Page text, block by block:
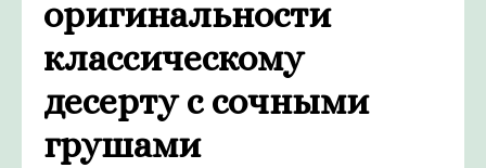
оригинальности
классическому
десерту с сочными
грушами